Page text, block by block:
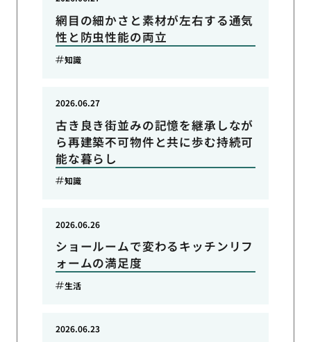
網目の細かさと素材が左右する通気
性と防虫性能の両立
知識
古き良き街並みの記憶を継承しなが
ら再建築不可物件と共に歩む持続可
能な暮らし
2026.06.27
知識
ショールームで変わるキッチンリフ
ォームの満足度
2026.06.26
生活
2026.06.23